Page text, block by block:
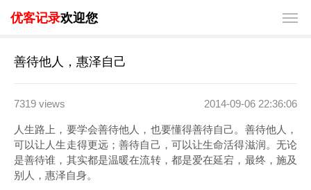
优客记录欢迎您
善待他人，惠泽自己
7319 views 2014-09-06 22:36:06
人生路上，要学会善待他人，也要懂得善待自己。善待他人，
可以让人生走得更远；善待自己，可以让生命活得滋润。无论
是善待谁，其实都是温暖在流转，都是爱在延宕，最终，施及
别人，惠泽自身。